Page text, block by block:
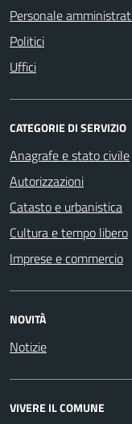
Personale
Politici
Uffici
CATEGORIE DI SERVIZIO
Anagrafe e stato civile
Autorizzazioni
Catasto e urbanistica
Cultura e tempo libero
Imprese e commercio
NOVITÀ
Notizie
VIVERE IL COMUNE